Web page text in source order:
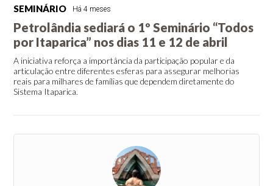
SEMINÁRIO Há 4 meses
Petrolândia sediará o 1º Seminário “Todos
por Itaparica” nos dias 11 e 12 de abril
A iniciativa reforça a importância da participação popular e da
articulação entre diferentes esferas para assegurar melhorias
reais para milhares de famílias que dependem diretamente do
Sistema Itaparica.